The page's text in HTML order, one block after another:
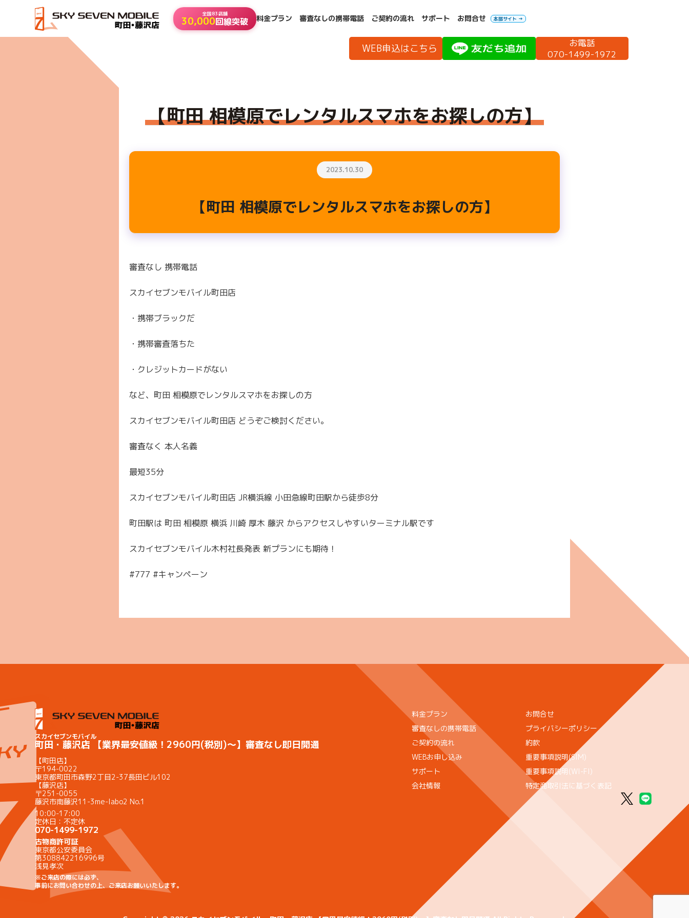
全国83店舗
30,000回線突破 料金プラン 審査なしの携帯電話 ご契約の流れ サポート お問合せ 本部サイト →
WEB申込はこちら
お電話
070-1499-1972
HOME 【町田 相模原でレンタルスマホをお探しの方】
【町田 相模原でレンタルスマホをお探しの方】
2023.10.30
【町田 相模原でレンタルスマホをお探しの方】
審査なし 携帯電話
スカイセブンモバイル町田店
・携帯ブラックだ
・携帯審査落ちた
・クレジットカードがない
など、町田 相模原でレンタルスマホをお探しの方
スカイセブンモバイル町田店 どうぞご検討ください。
審査なく 本人名義
最短35分
スカイセブンモバイル町田店 JR横浜線 小田急線町田駅から徒歩8分
町田駅は 町田 相模原 横浜 川崎 厚木 藤沢 からアクセスしやすいターミナル駅です
スカイセブンモバイル木村社長発表 新プランにも期待！
#777 #キャンペーン
スカイセブンモバイル
町田・藤沢店 【業界最安値級！2960円(税別)〜】審査なし即日開通
【町田店】
〒194-0022
東京都町田市森野2丁目2-37長田ビル102
【藤沢店】
〒251-0055
藤沢市南藤沢11-3me-labo2 No.1
10:00-17:00
定休日：不定休
070-1499-1972
古物商許可証
東京都公安委員会
第308842216996号
浅見孝次
※ご来店の際には必ず、
事前にお問い合わせの上、ご来店お願いいたします。
料金プラン
審査なしの携帯電話
ご契約の流れ
WEBお申し込み
サポート
会社情報
お問合せ
プライバシーポリシー
約款
重要事項説明(SIM)
重要事項説明(WI-FI)
特定商取引法に基づく表記